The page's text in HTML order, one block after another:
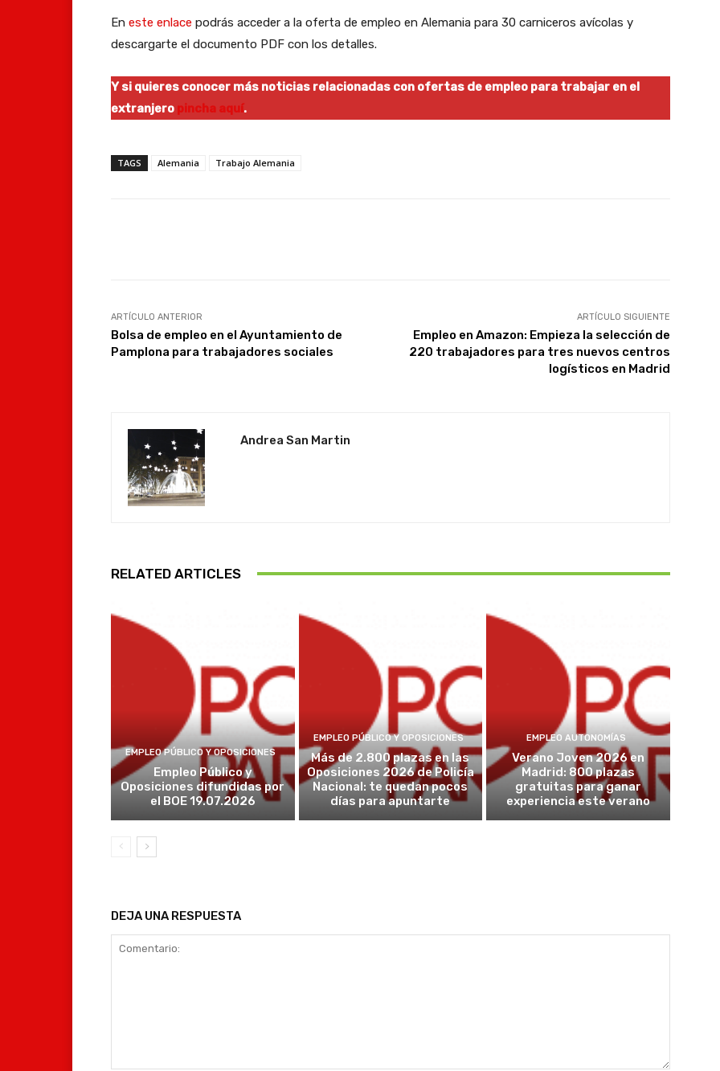
En este enlace podrás acceder a la oferta de empleo en Alemania para 30 carniceros avícolas y
descargarte el documento PDF con los detalles.
Y si quieres conocer más noticias relacionadas con ofertas de empleo para trabajar en el
extranjero pincha aquí.
TAGS Alemania Trabajo Alemania
ARTÍCULO ANTERIOR
Bolsa de empleo en el Ayuntamiento de
Pamplona para trabajadores sociales
ARTÍCULO SIGUIENTE
Empleo en Amazon: Empieza la selección de
220 trabajadores para tres nuevos centros
logísticos en Madrid
Andrea San Martin
RELATED ARTICLES
EMPLEO PÚBLICO Y OPOSICIONES
Empleo Público y
Oposiciones difundidas por
el BOE 19.07.2026
EMPLEO PÚBLICO Y OPOSICIONES
Más de 2.800 plazas en las
Oposiciones 2026 de Policía
Nacional: te quedan pocos
días para apuntarte
EMPLEO AUTONOMÍAS
Verano Joven 2026 en
Madrid: 800 plazas
gratuitas para ganar
experiencia este verano
DEJA UNA RESPUESTA